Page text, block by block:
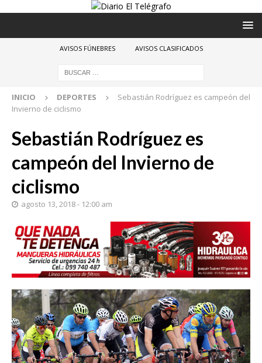
AVISOS FÚNEBRES AVISOS CLASIFICADOS
INICIO DEPORTES
Sebastián Rodríguez es campeón del
Invierno de ciclismo
Sebastián Rodríguez es
campeón del Invierno de
ciclismo
agosto 13, 2018 - 12:00 am